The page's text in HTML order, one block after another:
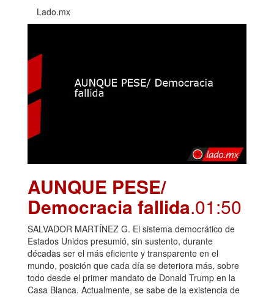
Lado.mx
AUNQUE PESE/
Democracia fallida.01:50
SALVADOR MARTÍNEZ G. El sistema democrático de
Estados Unidos presumió, sin sustento, durante
décadas ser el más eficiente y transparente en el
mundo, posición que cada día se deteriora más, sobre
todo desde el primer mandato de Donald Trump en la
Casa Blanca. Actualmente, se sabe de la existencia de